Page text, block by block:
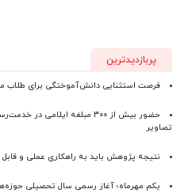
پربازدیدترین
فرصت استثنایی دانش‌آموختگی برای طلاب
حضور بیش از ۳۰۰ مبلغه
تصاویر
نتیجه پژوهش باید به راهکاری عملی و قابل
یکم مهرماه؛ آغاز رسمی سال تحصیلی